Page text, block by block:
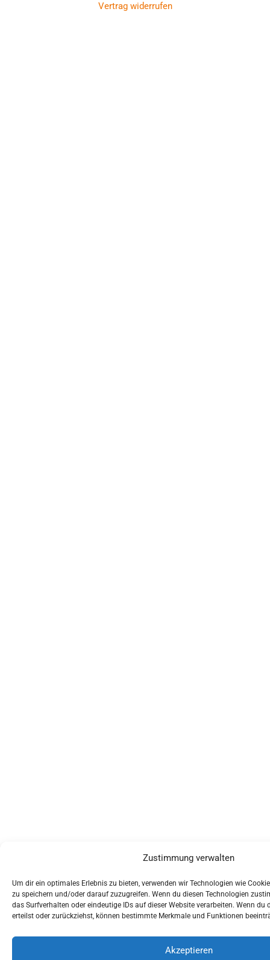
Zustimmung verwalten
Um dir ein optimales Erlebnis zu bieten, verwenden wir Technologien wie
zu speichern und/oder darauf zuzugreifen. Wenn du diesen Technologien
das Surfverhalten oder eindeutige IDs auf dieser Website verarbeiten. Wenn
erteilst oder zurückziehst, können bestimmte Merkmale und Funktionen
Akzeptieren
Vertrag widerrufen